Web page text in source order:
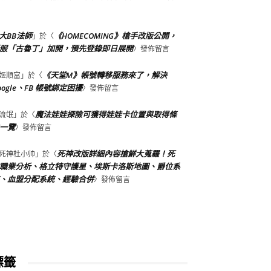
BB法師」於〈 《HOMECOMING》槍手改版公開，
「古魯丁」加開，預先登錄即日展開〉發佈留言
順富 」於〈 《天堂M》帳號轉移服務來了，解決
、FB 帳號綁定困擾〉發佈留言
氓」於〈魔法娃娃探險可獲得娃娃卡位置與取得條
覽〉發佈留言
神杜小帅 」於〈死神改版詳細內容搶鮮大蒐羅！死
業分析、格立特守護星、埃斯卡洛斯地圖、爵位系
血盟分配系統、經驗合併〉發佈留言
籤